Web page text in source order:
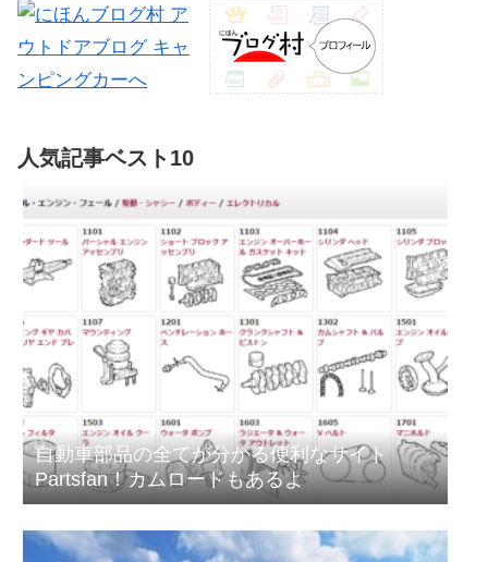
券を仕込んだり年末年始の計画
グル～グルグル～と喉を大きく鳴
ら...
人気記事ベスト10
自動車部品の全てが分かる便利なサイト
Partsfan！カムロードもあるよ